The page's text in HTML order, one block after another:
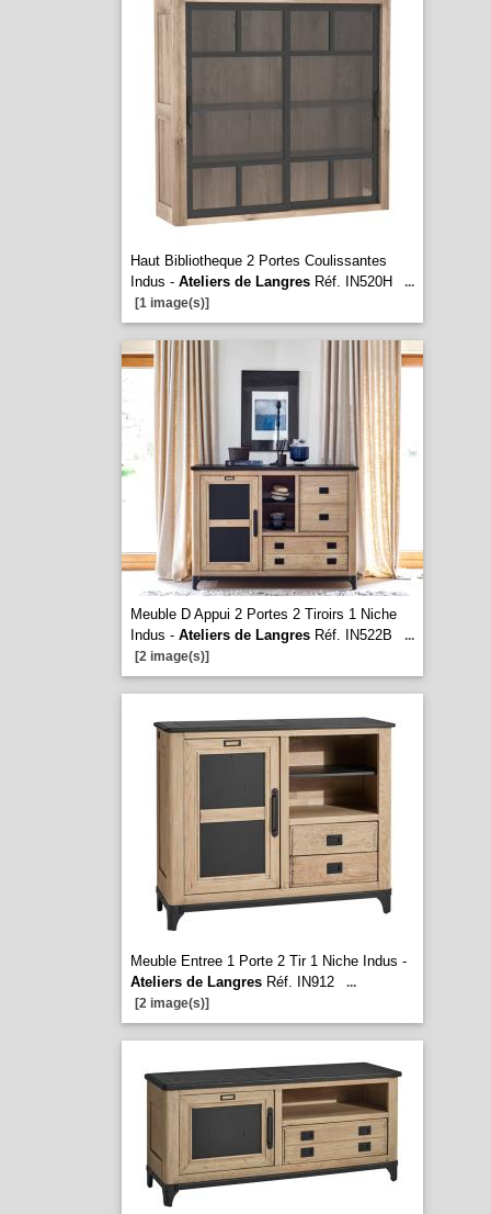
Haut Bibliotheque 2 Portes Coulissantes
Indus - Ateliers de LangresRéf. IN520H
...
[1 image(s)]
Meuble D Appui 2 Portes 2 Tiroirs 1 Niche
Indus - Ateliers de LangresRéf. IN522B
...
[2 image(s)]
Meuble Entree 1 Porte 2 Tir 1 Niche Indus -
Ateliers de LangresRéf. IN912
...
[2 image(s)]